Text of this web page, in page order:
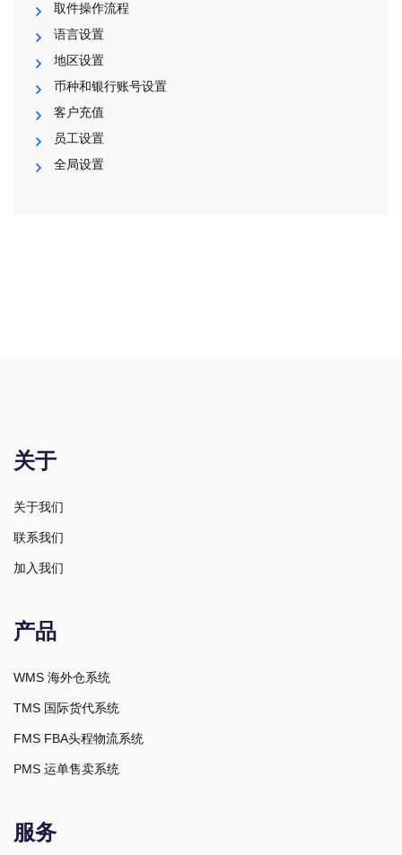
取件操作流程
语言设置
地区设置
币种和银行账号设置
客户充值
员工设置
全局设置
关于
关于我们
联系我们
加入我们
产品
WMS 海外仓系统
TMS 国际货代系统
FMS FBA头程物流系统
PMS 运单售卖系统
服务